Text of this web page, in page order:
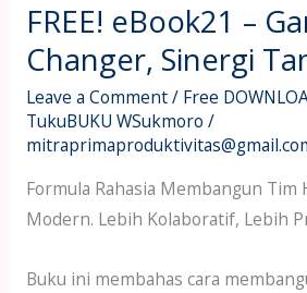
FREE! eBook21 –
Changer, Sinergi
Leave a Comment/ Free
TukuBUKU WSukmoro /
Formula Rahasia Membangun Tim
Modern. Lebih Kolaboratif, Lebih
Buku ini membahas cara